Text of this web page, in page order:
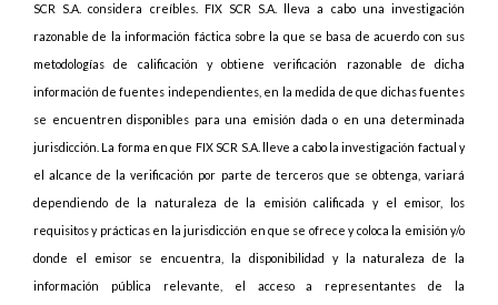
SCR S.A. considera creíbles. FIX SCR S.A. lleva a cabo una investigación
razonable de la información fáctica sobre la que se basa de acuerdo con sus
metodologías de calificación y obtiene verificación razonable de dicha
información de fuentes independientes, en la medida de que dichas fuentes
se encuentren disponibles para una emisión dada o en una determinada
jurisdicción. La forma en que FIX SCR S.A. lleve a cabo la investigación factual y
el alcance de la verificación por parte de terceros que se obtenga, variará
dependiendo de la naturaleza de la emisión calificada y el emisor, los
requisitos y prácticas en la jurisdicción en que se ofrece y coloca la emisión y/o
donde el emisor se encuentra, la disponibilidad y la naturaleza de la
información pública relevante, el acceso a representantes de la